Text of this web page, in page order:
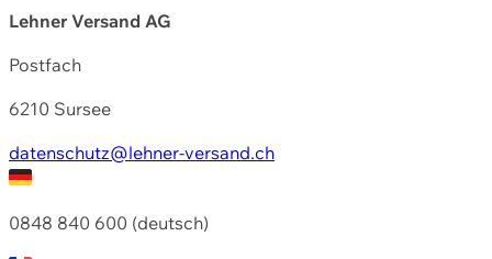
Lehner Versand AG
Postfach
6210 Sursee
datenschutz@lehner-versand.ch
0848 840 600 (deutsch)